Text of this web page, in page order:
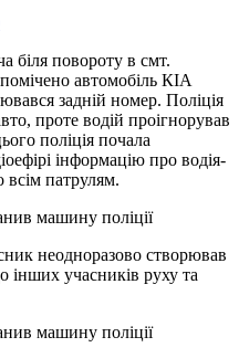
біля повороту в смт.
автомобіль КІА
задній номер. Поліція
проте водій проігнорував
поліція почала
інформацію про водія-
патрулям.
неодноразово створював
інших учасників руху та